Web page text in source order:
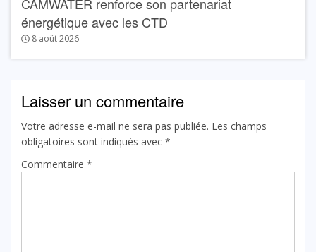
CAMWATER renforce son partenariat
énergétique avec les CTD
8 août 2026
Laisser un commentaire
Votre adresse e-mail ne sera pas publiée. Les champs
obligatoires sont indiqués avec *
Commentaire *